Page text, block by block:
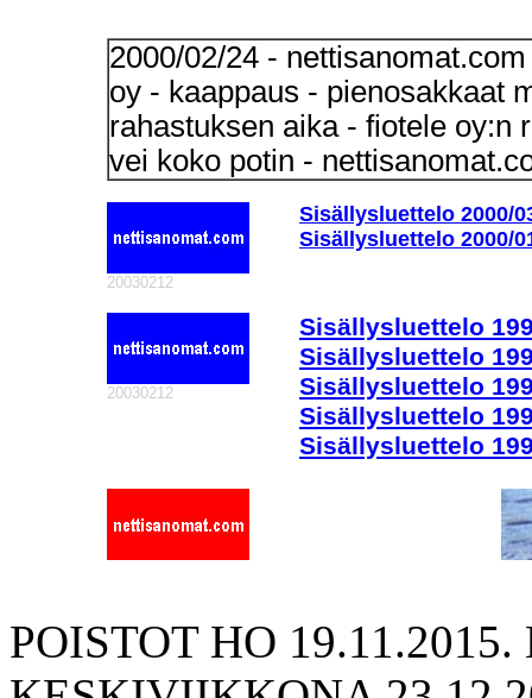
2000/02/24 -
oy - kaappaus - pienosakkaat
rahastuksen aika - fiotele oy:n
vei koko potin -
20030212
Sisällysluettelo 2000/
Sisällysluettelo 2000/
20030212
Sisällysluettelo
Sisällysluettelo
Sisällysluettelo
Sisällysluettelo
Sisällysluettelo
POISTOT HO